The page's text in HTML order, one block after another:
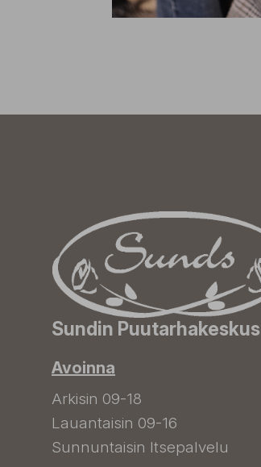
Sundin Puutarhakeskus
Avoinna
Arkisin 09-18
Lauantaisin 09-16
Sunnuntaisin Itsepalvelu